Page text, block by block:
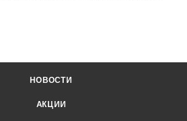
НОВОСТИ
АКЦИИ